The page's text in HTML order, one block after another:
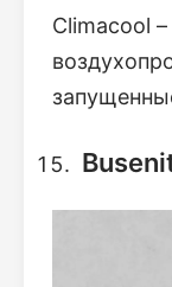
Climacool